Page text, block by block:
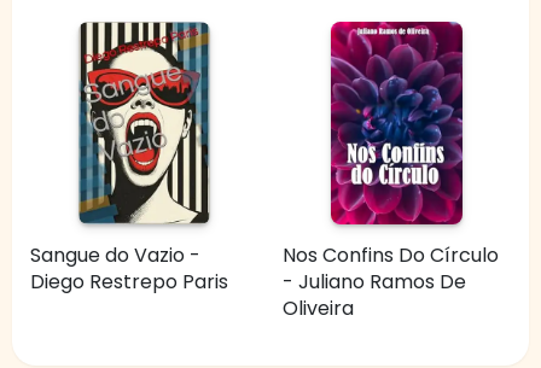
Sangue do Vazio -
Diego Restrepo Paris
Nos Confins Do Círculo
- Juliano Ramos De
Oliveira